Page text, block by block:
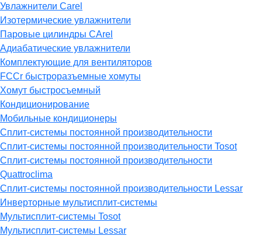
Увлажнители Carel
Изотермические увлажнители
Паровые цилиндры CArel
Адиабатические увлажнители
Комплектующие для вентиляторов
FCCr быстроразъемные хомуты
Хомут быстросъемный
Кондиционирование
Мобильные кондиционеры
Сплит-системы постоянной производительности
Сплит-системы постоянной производительности Tosot
Сплит-системы постоянной производительности
Quattroclima
Сплит-системы постоянной производительности Lessar
Инверторные мультисплит-системы
Мультисплит-системы Tosot
Мультисплит-системы Lessar